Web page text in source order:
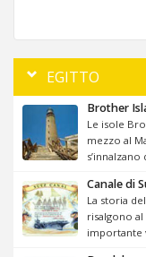
EGITTO
Brother
Le isole
mezzo al
s’innalzano
Canale di
La storia
risalgono
importante